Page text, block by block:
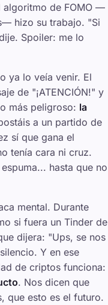
algoritmo de FOMO —
hizo su trabajo. "Si
Spoiler: me lo
ya lo veía venir. El
de "¡ATENCIÓN!" y
más peligroso: la
a un partido de
sí que gana el
tenía cara ni cruz.
hasta que no
mental. Durante
si fuera un Tinder de
dijera: "Ups, se nos
Y en ese
de criptos funciona:
. Nos dicen que
que esto es el futuro.